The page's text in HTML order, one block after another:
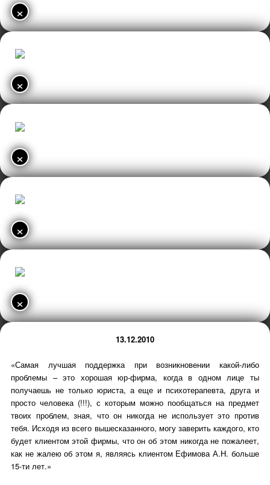
×
×
×
×
×
13.12.2010
«Самая лучшая поддержка при возникновении какой-либо
проблемы – это хорошая юр-фирма, когда в одном лице ты
получаешь не только юриста, а еще и психотерапевта, друга и
просто человека (!!!), с которым можно пообщаться на предмет
твоих проблем, зная, что он никогда не использует это против
тебя. Исходя из всего вышесказанного, могу заверить каждого, кто
будет клиентом этой фирмы, что он об этом никогда не пожалеет,
как не жалею об этом я, являясь клиентом Ефимова А.Н. больше
15-ти лет.»